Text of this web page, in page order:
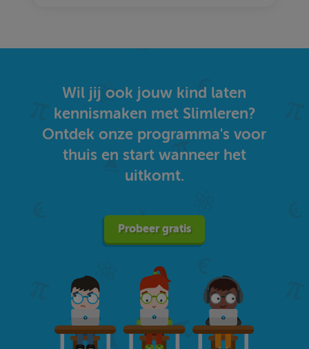
Wil jij ook jouw kind laten
kennismaken met Slimleren?
Ontdek onze programma's voor
thuis en start wanneer het
uitkomt.
Probeer gratis